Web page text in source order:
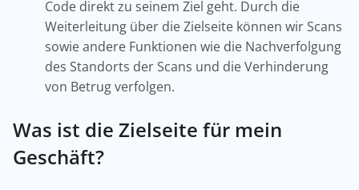
Code direkt zu seinem Ziel geht. Durch die
Weiterleitung über die Zielseite können wir Scans
sowie andere Funktionen wie die Nachverfolgung
des Standorts der Scans und die Verhinderung
von Betrug verfolgen.
Was ist die Zielseite für mein
Geschäft?